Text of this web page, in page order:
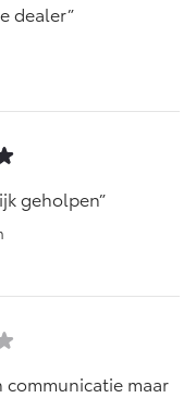
€ 27.945,-
Verso
ELEKTRISCH
dealer
geholpen
communicatie maar